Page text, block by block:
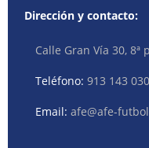
Dirección y contacto:
Calle Gran Vía 30,
Teléfono:913 143 030
Email:afe@afe-